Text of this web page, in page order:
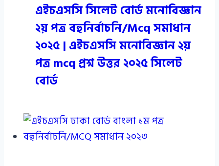
এইচএসসি সিলেট বোর্ড মনোবিজ্ঞান
২য় পত্র বহুনির্বাচনি/Mcq সমাধান
২০২৫ | এইচএসসি মনোবিজ্ঞান ২য়
পত্র mcq প্রশ্ন উত্তর ২০২৫ সিলেট
বোর্ড